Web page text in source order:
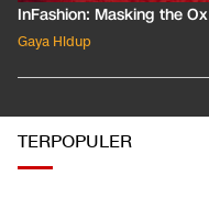
InFashion: Masking the Ox
Gaya Hidup
TERPOPULER